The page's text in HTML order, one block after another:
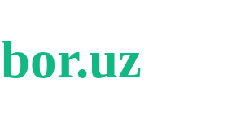
bor.uz